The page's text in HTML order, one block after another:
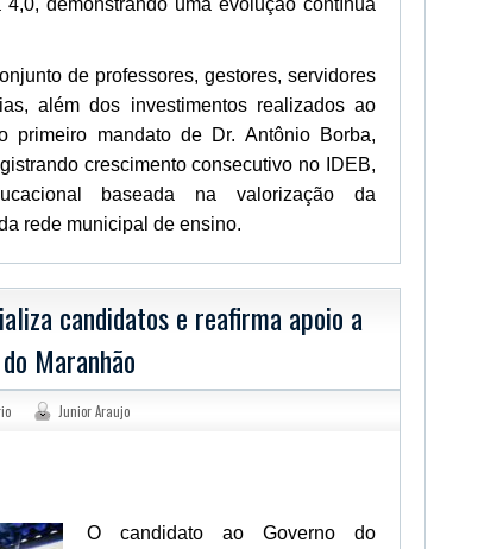
de professores, gestores, servidores
além dos investimentos realizados ao
primeiro mandato de Dr. Antônio Borba,
crescimento consecutivo no IDEB,
baseada na valorização da
rede municipal de ensino.
candidatos e reafirma apoio a
Maranhão
Junior Araujo
O candidato ao Governo do